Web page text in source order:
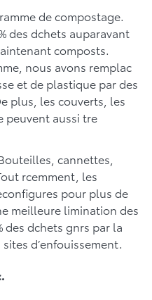
de compostage.
des dchets auparavant
composts.
nous avons remplac
et de plastique par des
plus, les couverts, les
peuvent aussi tre
cannettes,
rcemment, les
pour plus de
meilleure limination des
des dchets gnrs par la
d’enfouissement.